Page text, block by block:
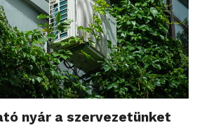
nyár a szervezetünket